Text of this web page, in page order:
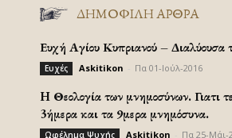
ΔΗΜΟΦΙΛΗ ΑΡΘΡΑ
Ευχή Αγίου Κυπριανού – Διαλύουσα
Ευχές Askitikon Πα 01-Ιούλ-2016
H Θεολογία των μνημοσύνων. Γιατι
3ήμερα και τα 9μερα μνημόσυνα.
Ωφέλημα Ψυχής Askitikon Πα 25-Μάι-